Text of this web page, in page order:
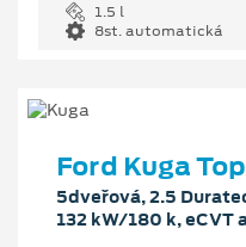
1.5 l
8st. automatická
Ford Kuga
5dveřová, 2.5
132 kW/180 k, eCVT